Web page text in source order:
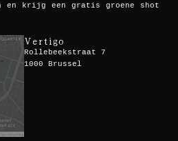
en krijg een gratis groene shot
Vertigo
Rollebeekstraat 7
1000 Brussel